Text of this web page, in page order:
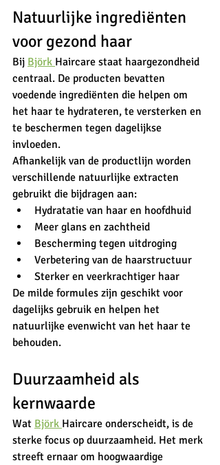
Natuurlijke ingrediënten
voor gezond haar
Bij Björk Haircare staat haargezondheid
centraal. De producten bevatten
voedende ingrediënten die helpen om
het haar te hydrateren, te versterken en
te beschermen tegen dagelijkse
invloeden.
Afhankelijk van de productlijn worden
verschillende natuurlijke extracten
gebruikt die bijdragen aan:
Hydratatie van haar en hoofdhuid
Meer glans en zachtheid
Bescherming tegen uitdroging
Verbetering van de haarstructuur
Sterker en veerkrachtiger haar
De milde formules zijn geschikt voor
dagelijks gebruik en helpen het
natuurlijke evenwicht van het haar te
behouden.
Duurzaamheid als
kernwaarde
Wat Björk Haircare onderscheidt, is de
sterke focus op duurzaamheid. Het merk
streeft ernaar om hoogwaardige